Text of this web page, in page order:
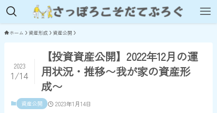
ホーム 資産形成 資産公開
【投資資産公開】2022年12月の運
用状況・推移〜我が家の資産形
成〜
2023
1/14
資産公開 2023年1月14日